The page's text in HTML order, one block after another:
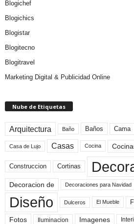
Blogichef
Blogichics
Blogistar
Blogitecno
Blogitravel
Marketing Digital & Publicidad Online
Nube de Etiquetas
Arquitectura Baño Baños Cama
Casa de Lujo Casas Cocina
Construccion Cortinas
Decoracion de Decoraciones para Navidad
Diseño Dulceros El Mueble
Fotos Iluminacion Imagenes